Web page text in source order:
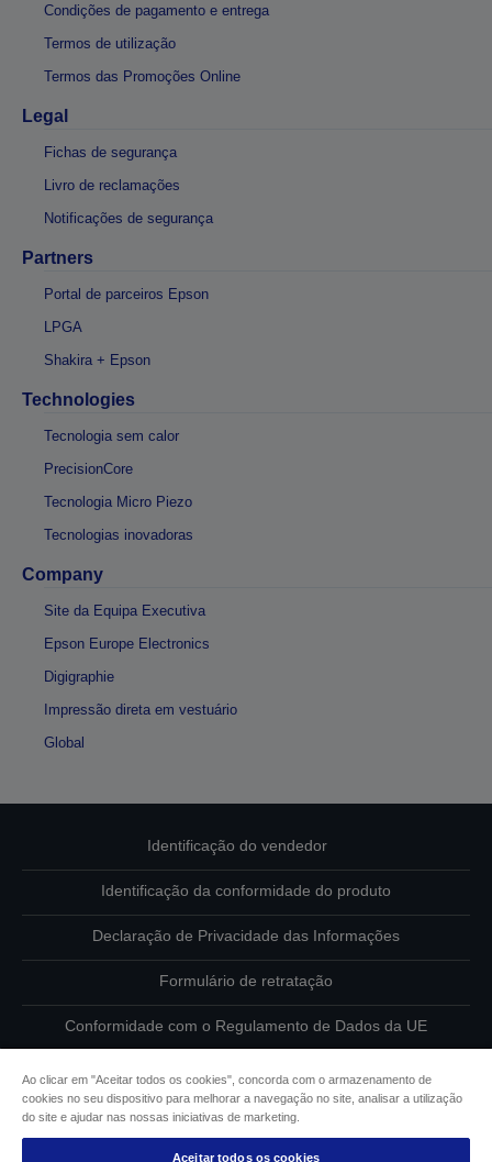
Condições de pagamento e entrega
Termos de utilização
Termos das Promoções Online
Legal
Fichas de segurança
Livro de reclamações
Notificações de segurança
Partners
Portal de parceiros Epson
LPGA
Shakira + Epson
Technologies
Tecnologia sem calor
PrecisionCore
Tecnologia Micro Piezo
Tecnologias inovadoras
Company
Site da Equipa Executiva
Epson Europe Electronics
Digigraphie
Impressão direta em vestuário
Global
Identificação do vendedor
Identificação da conformidade do produto
Declaração de Privacidade das Informações
Formulário de retratação
Conformidade com o Regulamento de Dados da UE
Informações sobre cookies
Ao clicar em "Aceitar todos os cookies", concorda com o armazenamento de
cookies no seu dispositivo para melhorar a navegação no site, analisar a utilização
do site e ajudar nas nossas iniciativas de marketing.
Aceitar todos os cookies